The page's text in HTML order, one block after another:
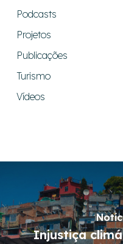
Podcasts
Projetos
Publicações
Turismo
Vídeos
Injustiça